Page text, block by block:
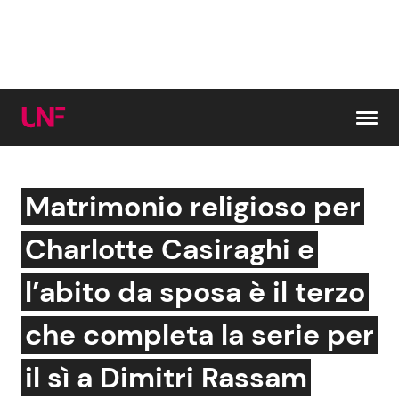
Cerca:
News e Cronaca
Attualità Italiana
Dal Mondo
Gossip e TV
Bellezze VIP
Coppie VIP
Matrimonio religioso per
Charlotte Casiraghi e
l’abito da sposa è il terzo
che completa la serie per
il sì a Dimitri Rassam